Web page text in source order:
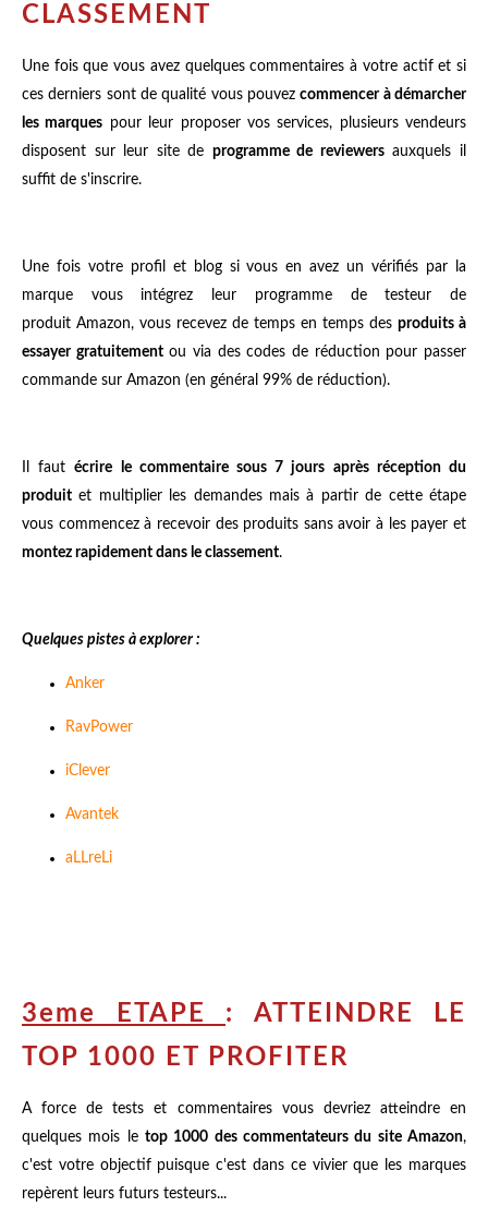
CLASSEMENT
Une fois que vous avez quelques commentaires à votre actif et si
ces derniers sont de qualité vous pouvezcommencer à démarcher
les marques pour leur proposer vos services, plusieurs vendeurs
disposent sur leur site de programme de reviewersauxquels il
suffit de s'inscrire.
Une fois votre profil et blog si vous en avez un vérifiés par la
marque vous intégrez leur programme de testeur de
produit Amazon, vous recevez de temps en temps des produits à
essayer gratuitementou via des codes de réduction pour passer
commande sur Amazon (en général 99% de réduction).
Il fautécrire le commentaire sous 7 jours après réception du
produit et multiplier les demandes mais à partir de cette étape
vous commencez à recevoir des produits sans avoir à les payer et
montez rapidement dans le classement.
Quelques pistes à explorer :
Anker
RavPower
iClever
Avantek
aLLreLi
3eme ETAPE : ATTEINDRE LE
TOP 1000 ET PROFITER
A force de tests et commentaires vous devriez atteindre en
quelques mois le top 1000 des commentateurs du site Amazon,
c'est votre objectif puisque c'est dans ce vivier que les marques
repèrent leurs futurs testeurs...